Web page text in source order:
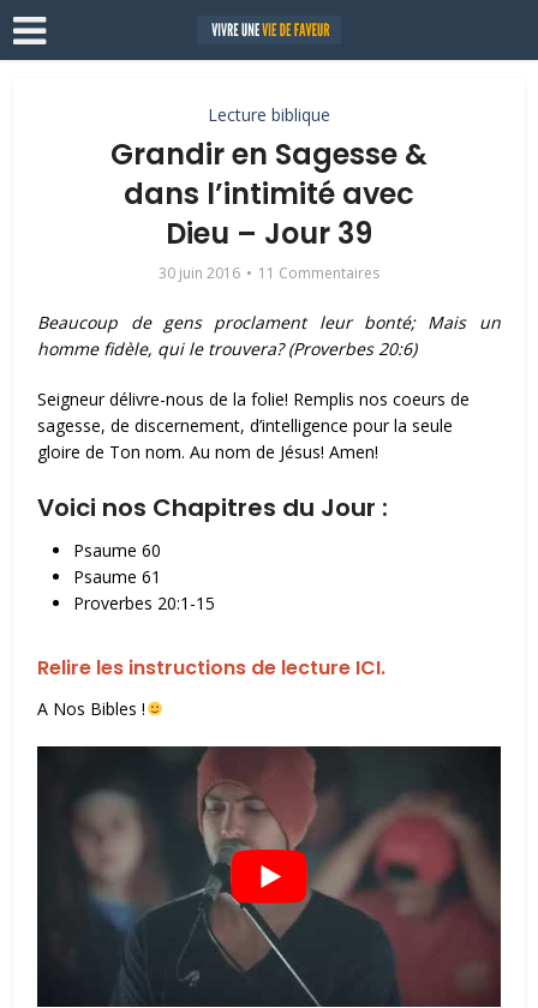
Lecture biblique
Grandir en Sagesse &
dans l’intimité avec
Dieu – Jour 39
30 juin 2016 11 Commentaires
Beaucoup de gens proclament leur bonté; Mais un
homme fidèle, qui le trouvera? (Proverbes 20:6)
Seigneur délivre-nous de la folie! Remplis nos coeurs de
sagesse, de discernement, d’intelligence pour la seule
gloire de Ton nom. Au nom de Jésus! Amen!
Voici nos Chapitres du Jour :
Psaume 60
Psaume 61
Proverbes 20:1-15
Relire les instructions de lecture ICI.
A Nos Bibles !